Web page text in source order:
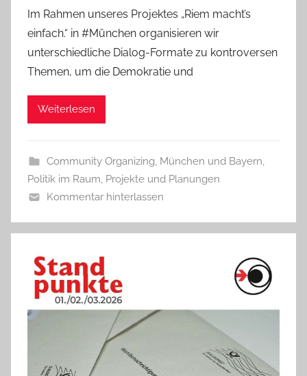
Im Rahmen unseres Projektes „Riem macht’s
einfach.“ in #München organisieren wir
unterschiedliche Dialog-Formate zu kontroversen
Themen, um die Demokratie und
Weiterlesen
Community Organizing, München und Bayern,
Politik im Raum, Projekte und Planungen
Kommentar hinterlassen